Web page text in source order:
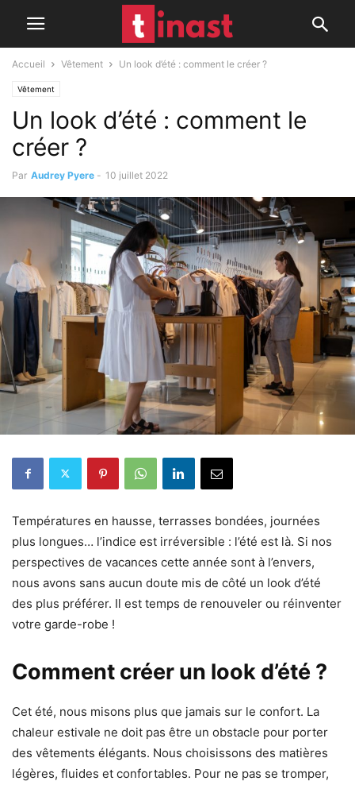
Accueil Vêtement Un look d’été : comment le créer ?
Vêtement
Un look d’été : comment le
créer ?
Par Audrey Pyere - 10 juillet 2022
Températures en hausse, terrasses bondées, journées
plus longues… l’indice est irréversible : l’été est là. Si nos
perspectives de vacances cette année sont à l’envers,
nous avons sans aucun doute mis de côté un look d’été
des plus préférer. Il est temps de renouveler ou réinventer
votre garde-robe !
Comment créer un look d’été ?
Cet été, nous misons plus que jamais sur le confort. La
chaleur estivale ne doit pas être un obstacle pour porter
des vêtements élégants. Nous choisissons des matières
légères, fluides et confortables. Pour ne pas se tromper,